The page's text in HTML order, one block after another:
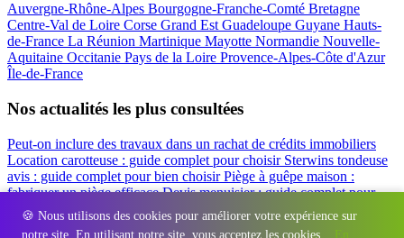
🍪 Nous utilisons des cookies pour améliorer votre expérience sur
notre site. En utilisant notre site, vous acceptez les cookies.
En
Auvergne-Rhône-Alpes Bourgogne-Franche-Comté Bretagne
Centre-Val de Loire Corse Grand EstGuadeloupe Guyane Hauts-
de-France La Réunion Martinique Mayotte Normandie Nouvelle-
Aquitaine Occitanie Pays de la Loire Provence-Alpes-Côte d'Azur
Île-de-France
Nos actualités les plus consultées
Peut-on inclure des travaux dans un rachat de crédits immobiliers
Location carotteuse : guide complet pour choisir Sterwins tondeuse
avis : guide complet pour bien choisirPiège à guêpe maison :
fabriquer un piège efficaceDevis menuisier : guide complet pour
obtenir le meilleur prix
Simulation rachat de crédit : regrouper prêt
travaux et crédits